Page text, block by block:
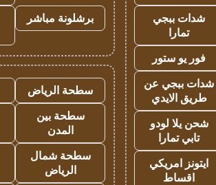
شدات ببجي
تمارا
فور يو ستور
شدات ببجي عن
طريق الايدي
شحن يلا لودو
تابي تمارا
ايتونز امريكي
اقساط
برشلونة مباشر
سطحة الرياض
سطحة بين
المدن
سطحة شمال
الرياض